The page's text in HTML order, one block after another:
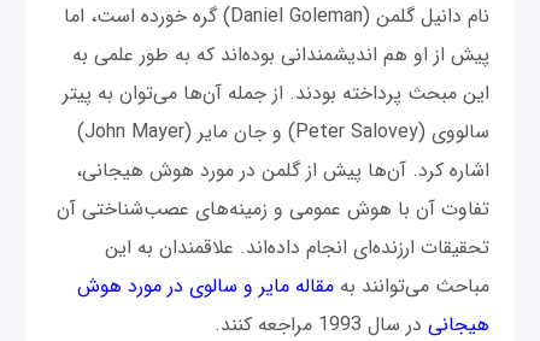
نام دانیل گلمن (Daniel Goleman) گره خورده است، اما
پیش از او هم اندیشمندانی بوده‌اند که به طور علمی به
این مبحث پرداخته بودند. از جمله آن‌ها می‌توان به پیتر
سالووی (Peter Salovey) و جان مایر (John Mayer)
اشاره کرد. آن‌ها پیش از گلمن در مورد هوش هیجانی،
تفاوت آن با هوش عمومی و زمینه‌های عصب‌شناختی آن
تحقیقات ارزنده‌ای انجام داده‌اند. علاقمندان به این
مباحث می‌توانند بهمقاله مایر و سالوی در مورد هوش
هیجانی در سال 1993 مراجعه کنند.